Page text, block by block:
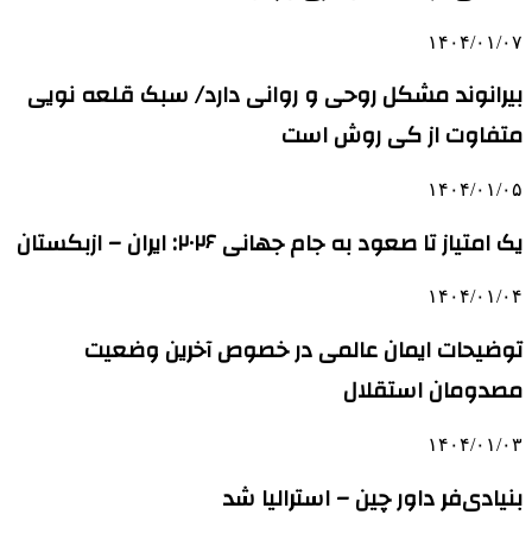
۱۴۰۴/۰۱/۰۷
بیرانوند مشکل روحی و روانی دارد/ سبک قلعه نویی
متفاوت از کی روش است
۱۴۰۴/۰۱/۰۵
یک امتیاز تا صعود به جام جهانی ۲۰۲۶: ایران – ازبکستان
۱۴۰۴/۰۱/۰۴
توضیحات ایمان عالمی در خصوص آخرین وضعیت
مصدومان استقلال
۱۴۰۴/۰۱/۰۳
بنیادی‌فر داور چین – استرالیا شد